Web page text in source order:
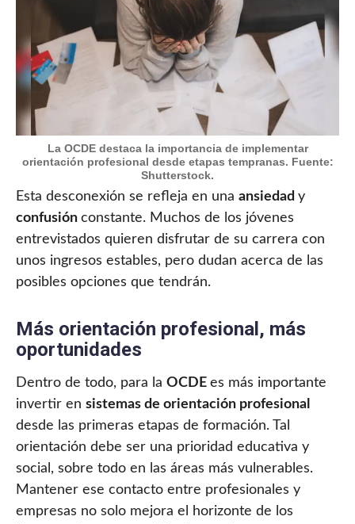
La OCDE destaca la importancia de implementar
orientación profesional desde etapas tempranas. Fuente:
Shutterstock.
Esta desconexión se refleja en una ansiedad y
confusión constante. Muchos de los jóvenes
entrevistados quieren disfrutar de su carrera con
unos ingresos estables, pero dudan acerca de las
posibles opciones que tendrán.
Más orientación profesional, más
oportunidades
Dentro de todo, para la OCDE es más importante
invertir en sistemas de orientación profesional
desde las primeras etapas de formación. Tal
orientación debe ser una prioridad educativa y
social, sobre todo en las áreas más vulnerables.
Mantener ese contacto entre profesionales y
empresas no solo mejora el horizonte de los